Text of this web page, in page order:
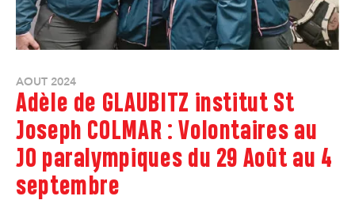
AOUT 2024
Adèle de GLAUBITZ institut St
Joseph COLMAR : Volontaires au
JO paralympiques du 29 Août au 4
septembre